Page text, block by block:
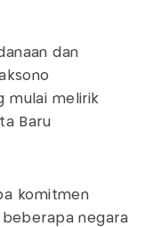
dan
mulai melirik
Baru
komitmen
negara